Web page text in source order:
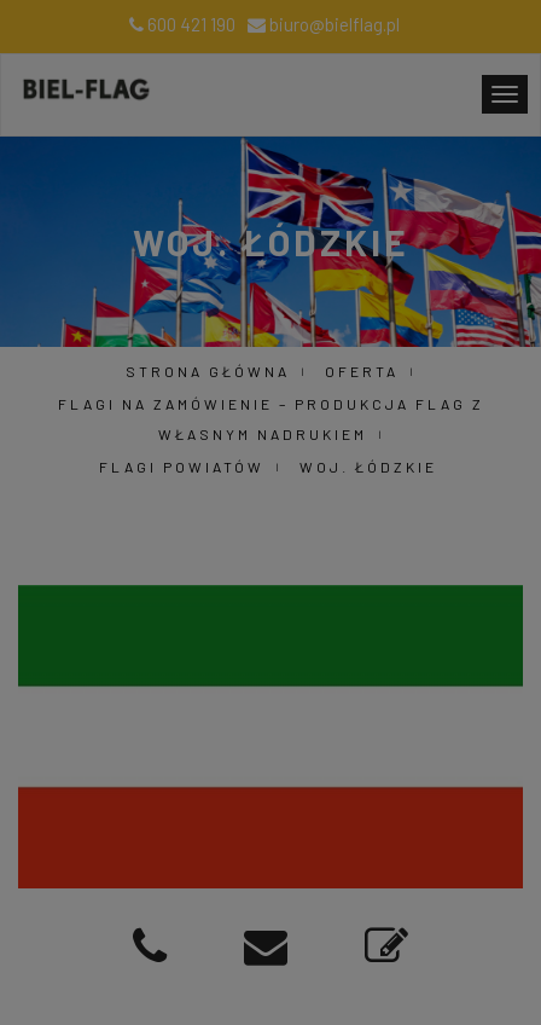
600 421 190 biuro@bielflag.pl
WOJ. ŁÓDZKIE
STRONA GŁÓWNA
OFERTA
FLAGI NA ZAMÓWIENIE – PRODUKCJA FLAG Z
WŁASNYM NADRUKIEM
FLAGI POWIATÓW
WOJ. ŁÓDZKIE